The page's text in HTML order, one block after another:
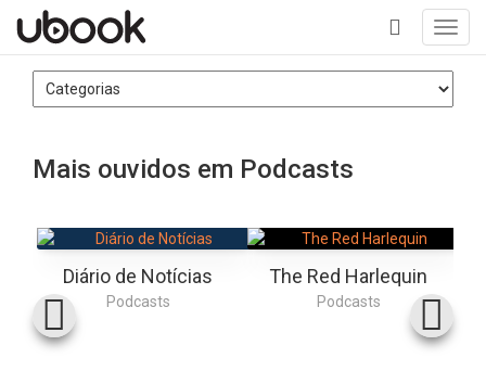
+
Mais ouvidos em Podcasts
Diário de Notícias
Podcasts
The Red Harlequin
Podcasts